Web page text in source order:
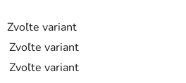
Zvoľte variant
Zvoľte variant
Zvoľte variant